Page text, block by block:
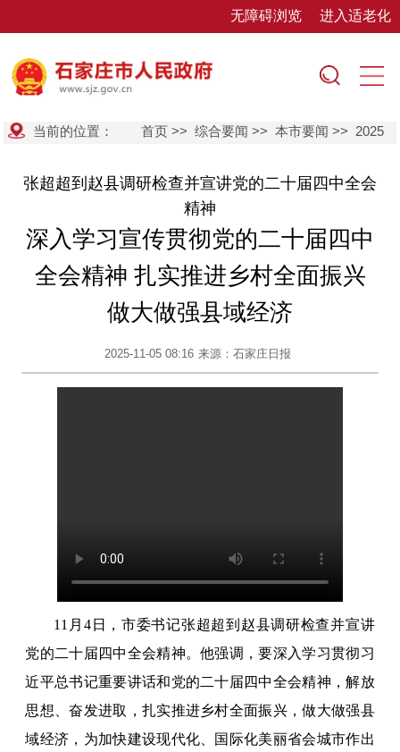
无障碍浏览 进入适老化
当前的位置： 首页 >>综合要闻 >>本市要闻 >> 2025
张超超到赵县调研检查并宣讲党的二十届四中全会
精神
深入学习宣传贯彻党的二十届四中
全会精神 扎实推进乡村全面振兴
做大做强县域经济
2025-11-05 08:16 来源：石家庄日报
11月4日，市委书记张超超到赵县调研检查并宣讲
党的二十届四中全会精神。他强调，要深入学习贯彻习
近平总书记重要讲话和党的二十届四中全会精神，解放
思想、奋发进取，扎实推进乡村全面振兴，做大做强县
域经济，为加快建设现代化、国际化美丽省会城市作出